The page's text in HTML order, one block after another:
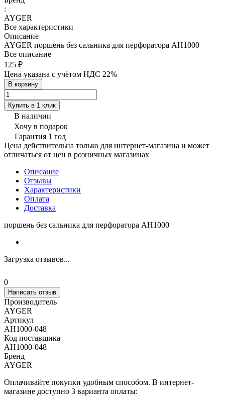
:
AYGER
Все характеристики
Описание
AYGER поршень без сальника для перфоратора AH1000
Все описание
125 ₽
Цена указана с учётом НДС 22%
В корзину
Купить в 1 клик
В наличии
Хочу в подарок
Гарантия 1 год
Цена действительна только для интернет-магазина и может
отличаться от цен в розничных магазинах
Описание
Отзывы
Характеристики
Оплата
Доставка
поршень без сальника для перфоратора AH1000
Загрузка отзывов...
0
Написать отзыв
Производитель
AYGER
Артикул
AH1000-048
Код поставщика
AH1000-048
Бренд
AYGER
Оплачивайте покупки удобным способом. В интернет-
магазине доступно 3 варианта оплаты: